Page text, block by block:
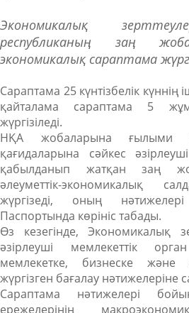
Экономикалық
республиканың заң
экономикалық сараптама
Сараптама 25 күнтізбелік
қайталама сараптама 5
жүргізіледі.
НҚА жобаларына ғылыми
қағидаларына сәйкес
қабылданып жатқан заң
әлеуметтік-экономикалық
жүргізеді, оның
Паспортында көрініс табады.
Өз кезегінде, Экономикалық
әзірлеуші мемлекеттік
мемлекетке, бизнеске және
жүргізген бағалау нәтижелеріне
Сараптама нәтижелері
ережелерінің